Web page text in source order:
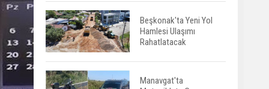
Beşkonak'ta Yeni Yol
Hamlesi Ulaşımı
Rahatlatacak
Manavgat'ta